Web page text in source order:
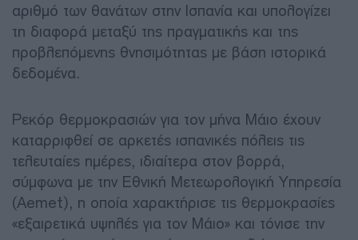
αριθμό των θανάτων στην Ισπανία και υπολογίζει
τη διαφορά μεταξύ της πραγματικής και της
προβλεπόμενης θνησιμότητας με βάση ιστορικά
δεδομένα.
Ρεκόρ θερμοκρασιών για τον μήνα Μάιο έχουν
καταρριφθεί σε αρκετές ισπανικές πόλεις τις
τελευταίες ημέρες, ιδιαίτερα στον βορρά,
σύμφωνα με την Εθνική Μετεωρολογική Υπηρεσία
(Aemet), η οποία χαρακτήρισε τις θερμοκρασίες
«εξαιρετικά υψηλές για τον Μάιο» και τόνισε την